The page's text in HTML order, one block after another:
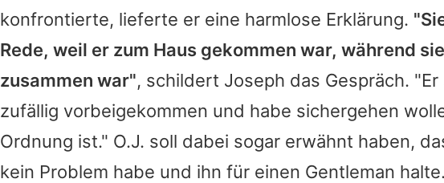
konfrontierte, lieferte er eine harmlose Erklärung.
Rede, weil er zum Haus gekommen war, während
zusammen war", schildert Joseph das Gespräch.
zufällig vorbeigekommen und habe sichergehen
Ordnung ist." O.J. soll dabei sogar erwähnt haben,
kein Problem habe und ihn für einen Gentleman